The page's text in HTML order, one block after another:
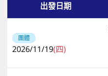
出發日期
團體
2026/11/19(四)